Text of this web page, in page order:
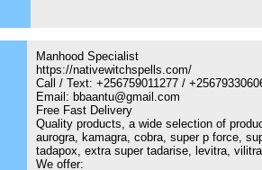
Manhood Specialist
https://nativewitchspells.com/
Call / Text: +256759011277 /
Email: bbaantu@gmail.com
Free Fast Delivery
Quality products, a wide selection of
aurogra, kamagra, cobra, super p force,
tadapox, extra super tadarise, levitra,
We offer: